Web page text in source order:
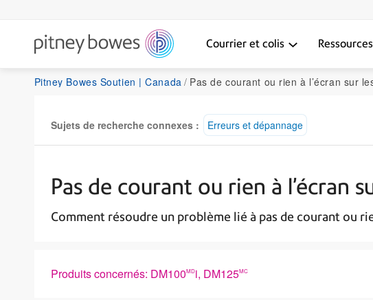
Courrier et colis Ressources
Pitney Bowes Soutien | Canada Pas de courant ou rien à l’écran sur les systèmes
Sujets de recherche connexes : Erreurs et dépannage
Pas de courant ou rien à l’écran
Comment résoudre un problème lié à pas de courant ou
Produits concernés: DM100MDi, DM125MC